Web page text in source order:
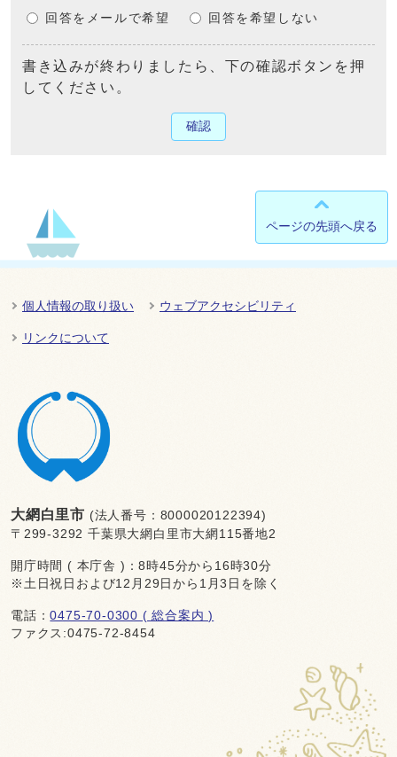
回答をメールで希望 回答を希望しない
書き込みが終わりましたら、下の確認ボタンを押
してください。
確認
ページの先頭へ戻る
個人情報の取り扱い ウェブアクセシビリティ
リンクについて
大網白里市 (法人番号：8000020122394)
〒299-3292 千葉県大網白里市大網115番地2
開庁時間 ( 本庁舎 )：8時45分から16時30分
※土日祝日および12月29日から1月3日を除く
電話：0475-70-0300 ( 総合案内 )
ファクス:0475-72-8454